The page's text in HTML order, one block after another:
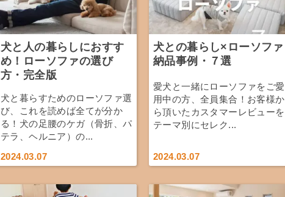
犬と人の暮らしにおすす
め！ローソファの選び
方・完全版
犬と暮らすためのローソファ選
び、これを読めば全てが分か
る！犬の足腰のケガ（骨折、パ
テラ、ヘルニア）の...
2024.03.07
犬との暮らし×ローソファ
納品事例・７選
愛犬と一緒にローソファをご愛
用中の方、全員集合！お客様か
ら頂いたカスタマーレビューを
テーマ別にセレク...
2024.03.07